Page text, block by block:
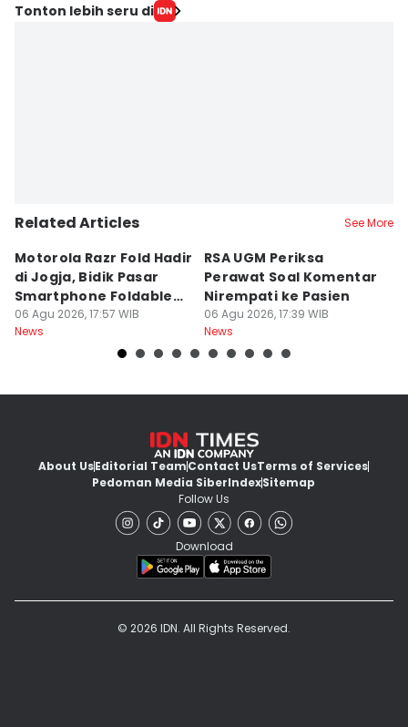
Tonton lebih seru di
Related Articles See More
Motorola Razr Fold Hadir
di Jogja, Bidik Pasar
Smartphone Foldable
Premium
06 Agu 2026, 17:57 WIB
News
RSA UGM Periksa
Perawat Soal Komentar
Nirempati ke Pasien
06 Agu 2026, 17:39 WIB
News
About UsEditorial TeamContact UsTerms of Services
Pedoman Media SiberIndexSitemap
Follow Us
Download
© 2026 IDN. All Rights Reserved.